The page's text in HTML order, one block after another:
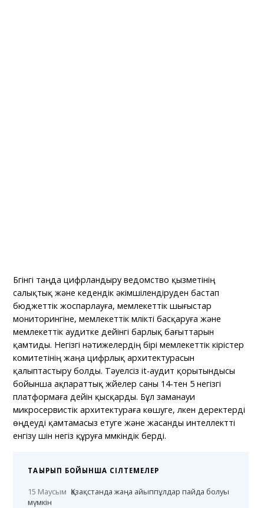
Бүгінгі таңда цифрландыру ведомство қызметінің
салықтық және кедендік әкімшілендіруден бастап
бюджеттік жоспарлауға, мемлекеттік шығыстар
мониторингіне, мемлекеттік мүлікті басқаруға және
мемлекеттік аудитке дейінгі барлық бағыттарын
қамтиды. Негізгі нәтижелердің бірі мемлекеттік кірістер
комитетінің жаңа цифрлық архитектурасын
қалыптастыру болды. Тәуелсіз it-аудит қорытындысы
бойынша ақпараттық жүйелер саны 14-тен 5 негізгі
платформаға дейін қысқарды. Бұл заманауи
микросервистік архитектураға көшуге, үлкен деректерді
өңдеуді қамтамасыз етуге және жасанды интеллектті
енгізу үшін негіз құруға мүмкіндік берді.
ТАҚЫРЫП БОЙЫНША СІЛТЕМЕЛЕР
15 Маусым Қазақстанда жаңа айыппұлдар пайда болуы
мүмкін